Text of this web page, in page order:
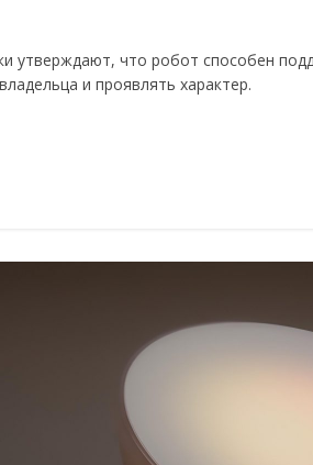
утверждают, что робот способен
и проявлять характер.